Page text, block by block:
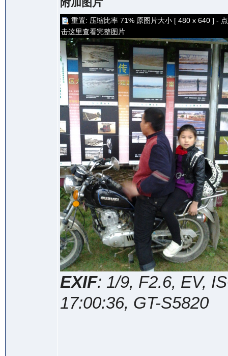
重置: 压缩比率 71% 原图片大小 [ 480 x 640 ] - 点
击这里查看完整图片
EXIF: 1/9, F2.6, EV,
17:00:36, GT-S5820